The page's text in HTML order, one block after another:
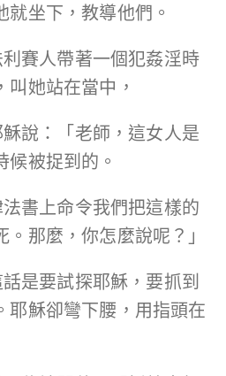
就坐下，教導他們。
賽人帶著一個犯姦淫時
她站在當中，
說：「老師，這女人是
候被捉到的。
書上命令我們把這樣的
那麼，你怎麼說呢？」
是要試探耶穌，要抓到
耶穌卻彎下腰，用指頭在